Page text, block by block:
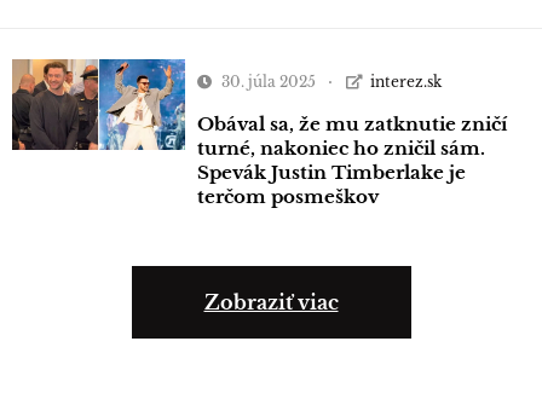
30. júla 2025 interez.sk
Obával sa, že mu zatknutie zničí
turné, nakoniec ho zničil sám.
Spevák Justin Timberlake je
terčom posmeškov
Zobraziť viac